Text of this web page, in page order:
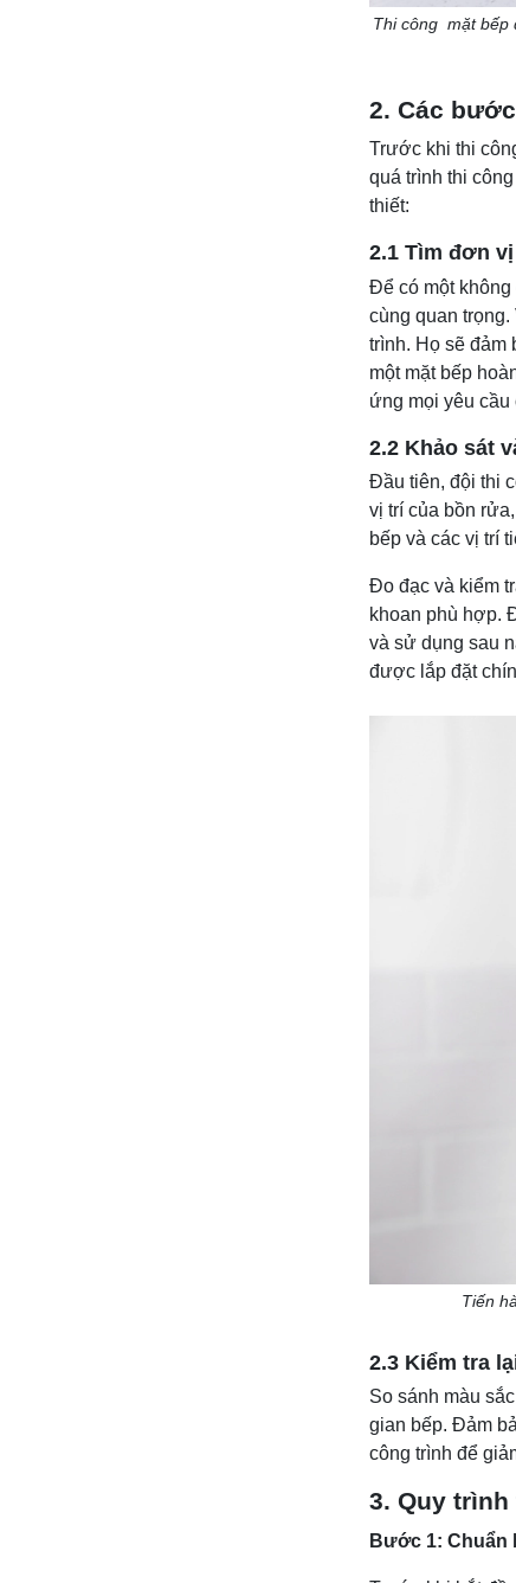
Thi công mặt bếp
2. Các
Trước khi thi
quá trình thi
thiết:
2.1 Tìm đơn
Để có một không
cùng quan
trình. Họ sẽ đảm
một mặt bếp
ứng mọi yêu cầu
2.2 Khảo sát
Đầu tiên, đội thi
vị trí của bồn
bếp và các vị trí
Đo đạc và kiểm
khoan phù hợp.
và sử dụng sau
được lắp đặt
Tiến
2.3 Kiểm tra
So sánh màu
gian bếp. Đảm
công trình để
3. Quy
Bước 1: Chuẩn